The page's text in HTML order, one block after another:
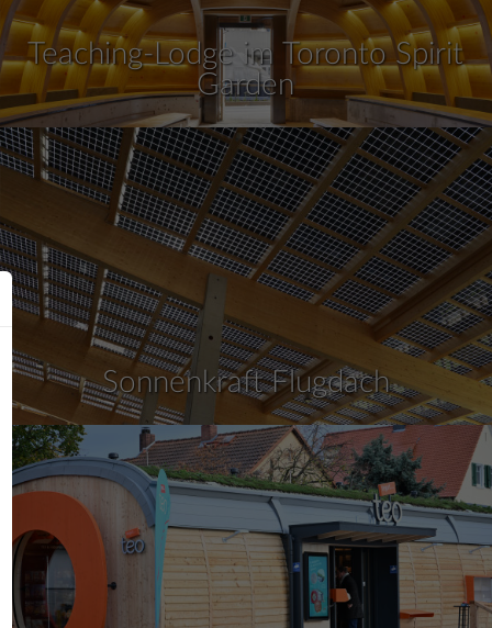
Teaching-Lodge im Toronto Spirit
Garden
Sonnenkraft Flugdach